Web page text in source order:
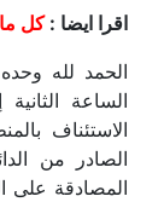
اقرا ايضا :كل
الحمد لله
الساعة
الاستئناف
الصادر من
المصادقة على